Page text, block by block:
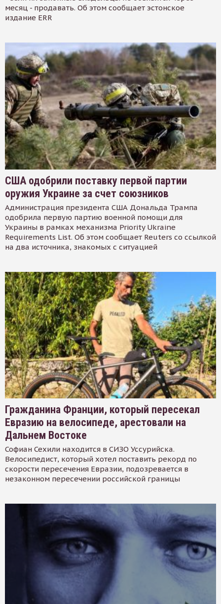
месяц - продавать. Об этом сообщает эстонское
издание ERR
США одобрили поставку первой партии
оружия Украине за счет союзников
Администрация президента США Дональда Трампа
одобрила первую партию военной помощи для
Украины в рамках механизма Priority Ukraine
Requirements List. Об этом сообщает Reuters со ссылкой
на два источника, знакомых с ситуацией
Гражданина Франции, который пересекал
Евразию на велосипеде, арестовали на
Дальнем Востоке
Софиан Сехили находится в СИЗО Уссурийска.
Велосипедист, который хотел поставить рекорд по
скорости пересечения Евразии, подозревается в
незаконном пересечении российской границы